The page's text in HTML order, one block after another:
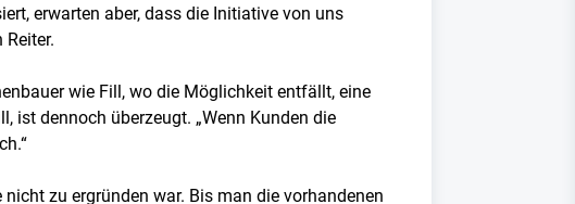
erwarten aber, dass die Initiative von uns
wie Fill, wo die Möglichkeit entfällt, eine
ist dennoch überzeugt. „Wenn Kunden die
zu ergründen war. Bis man die vorhandenen